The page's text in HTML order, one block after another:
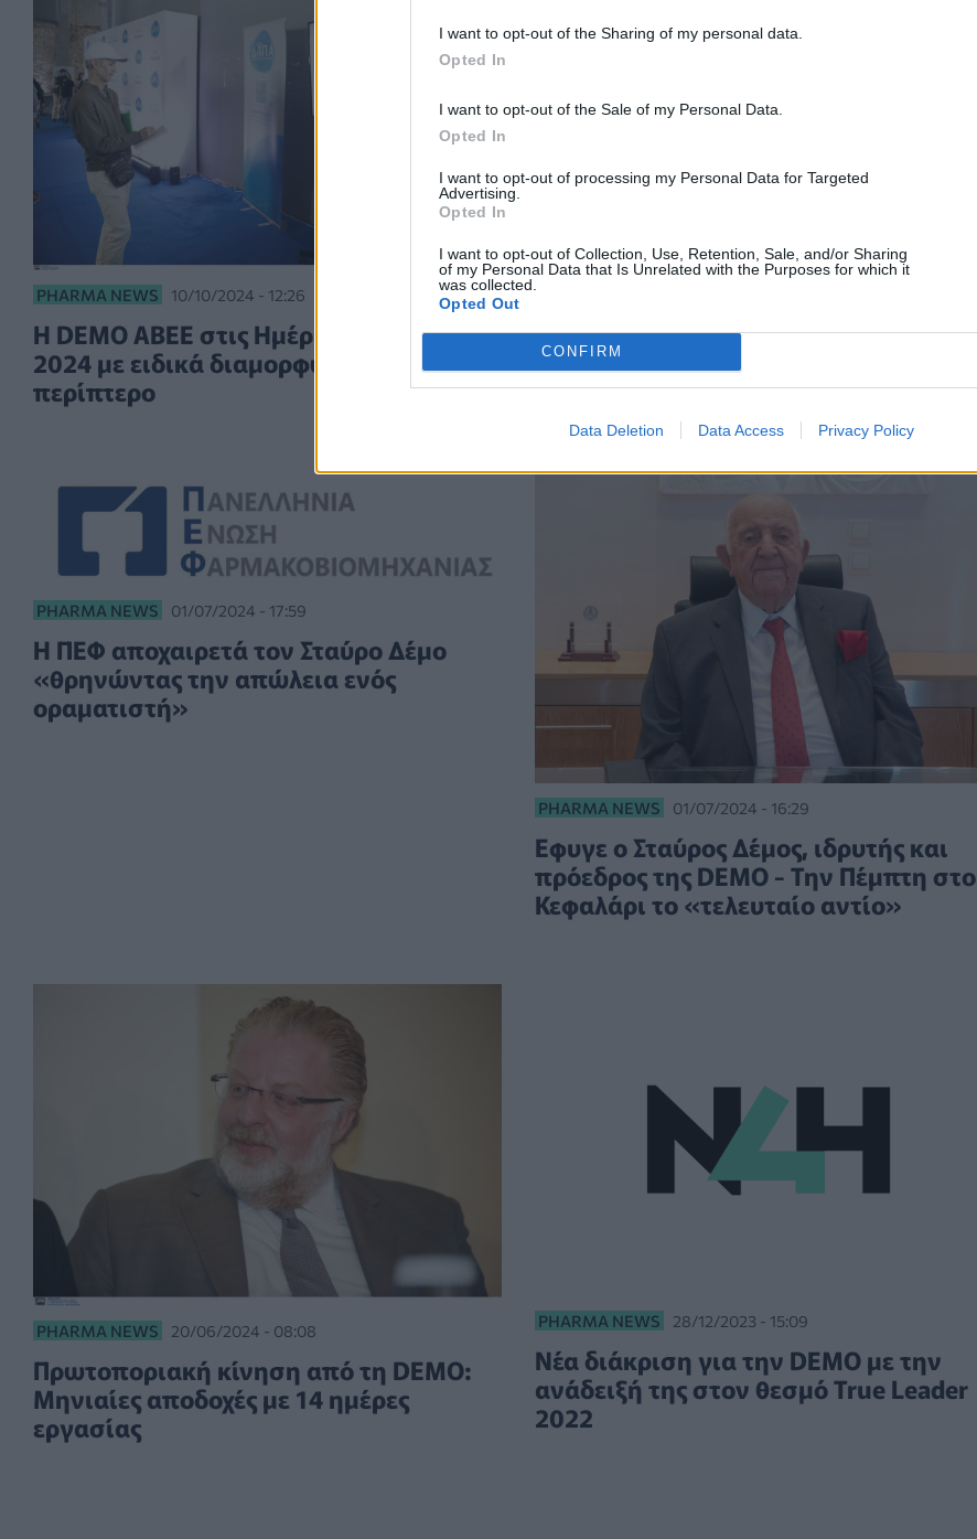
I want to opt-out of the Sharing of my personal data.
Opted In
I want to opt-out of the Sale of my Personal Data.
Opted In
I want to opt-out of processing my Personal Data for Targeted
Advertising.
Opted In
I want to opt-out of Collection, Use, Retention, Sale, and/or Sharing
of my Personal Data that Is Unrelated with the Purposes for which it
was collected.
Opted Out
CONFIRM
Data Deletion Data Access Privacy Policy
PHARMA NEWS 10/10/2024 - 12:26
Η DEMO ABEE στις Ημέρες Καριέρας
2024 με ειδικά διαμορφωμένο
περίπτερο
Ξεκινά ο έβδομος κύκλος του
προγράμματος Start Your Journey της
DEMO ΑΒΕΕ
PHARMA NEWS 01/07/2024 - 17:59
Η ΠΕΦ αποχαιρετά τον Σταύρο Δέμο
«θρηνώντας την απώλεια ενός
οραματιστή»
PHARMA NEWS 01/07/2024 - 16:29
Εφυγε ο Σταύρος Δέμος, ιδρυτής και
πρόεδρος της DEMO - Την Πέμπτη στο
Κεφαλάρι το «τελευταίο αντίο»
PHARMA NEWS 20/06/2024 - 08:08
Πρωτοποριακή κίνηση από τη DEMO:
Μηνιαίες αποδοχές με 14 ημέρες
εργασίας
PHARMA NEWS 28/12/2023 - 15:09
Νέα διάκριση για την DEMO με την
ανάδειξή της στον θεσμό True Leader
2022